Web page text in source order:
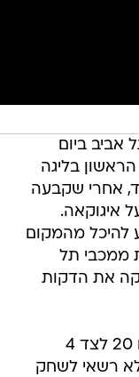
אביב ביום
בליגה
אחרי שקבעה
עונתי בנקודות בניצחון 71:104 על איגוקאה.
להיכל מהמקום
ממכבי תל
את הדקות
הקלע המוביל היה נמניה נדוביץ' עם 20 לצד 4
לא רשאי לשחק